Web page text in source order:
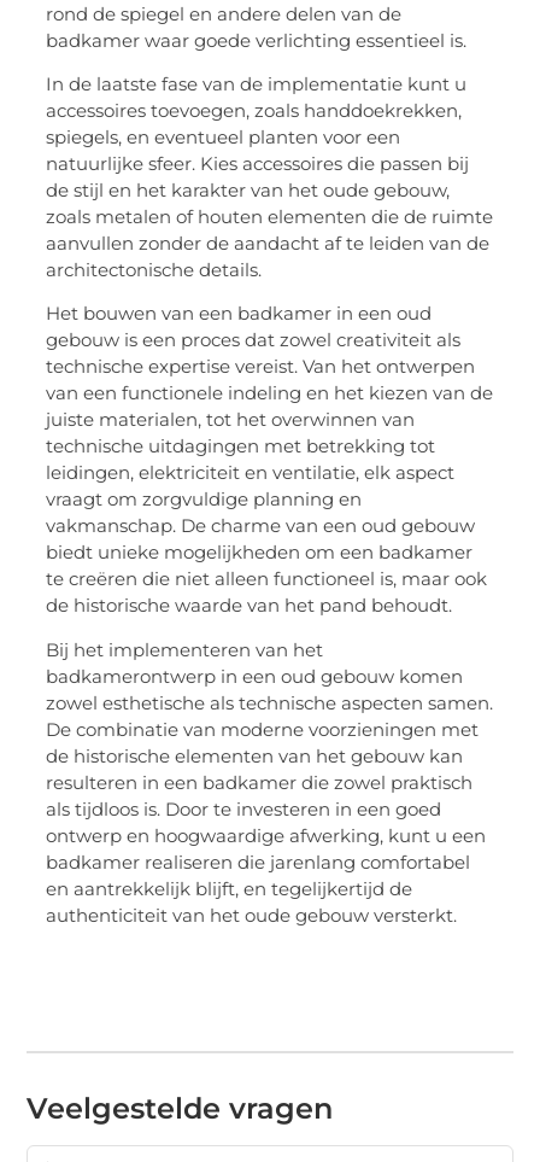
rond de spiegel en andere delen van de
badkamer waar goede verlichting essentieel is.
In de laatste fase van de implementatie kunt u
accessoires toevoegen, zoals handdoekrekken,
spiegels, en eventueel planten voor een
natuurlijke sfeer. Kies accessoires die passen bij
de stijl en het karakter van het oude gebouw,
zoals metalen of houten elementen die de ruimte
aanvullen zonder de aandacht af te leiden van de
architectonische details.
Het bouwen van een badkamer in een oud
gebouw is een proces dat zowel creativiteit als
technische expertise vereist. Van het ontwerpen
van een functionele indeling en het kiezen van de
juiste materialen, tot het overwinnen van
technische uitdagingen met betrekking tot
leidingen, elektriciteit en ventilatie, elk aspect
vraagt om zorgvuldige planning en
vakmanschap. De charme van een oud gebouw
biedt unieke mogelijkheden om een badkamer
te creëren die niet alleen functioneel is, maar ook
de historische waarde van het pand behoudt.
Bij het implementeren van het
badkamerontwerp in een oud gebouw komen
zowel esthetische als technische aspecten samen.
De combinatie van moderne voorzieningen met
de historische elementen van het gebouw kan
resulteren in een badkamer die zowel praktisch
als tijdloos is. Door te investeren in een goed
ontwerp en hoogwaardige afwerking, kunt u een
badkamer realiseren die jarenlang comfortabel
en aantrekkelijk blijft, en tegelijkertijd de
authenticiteit van het oude gebouw versterkt.
Veelgestelde vragen